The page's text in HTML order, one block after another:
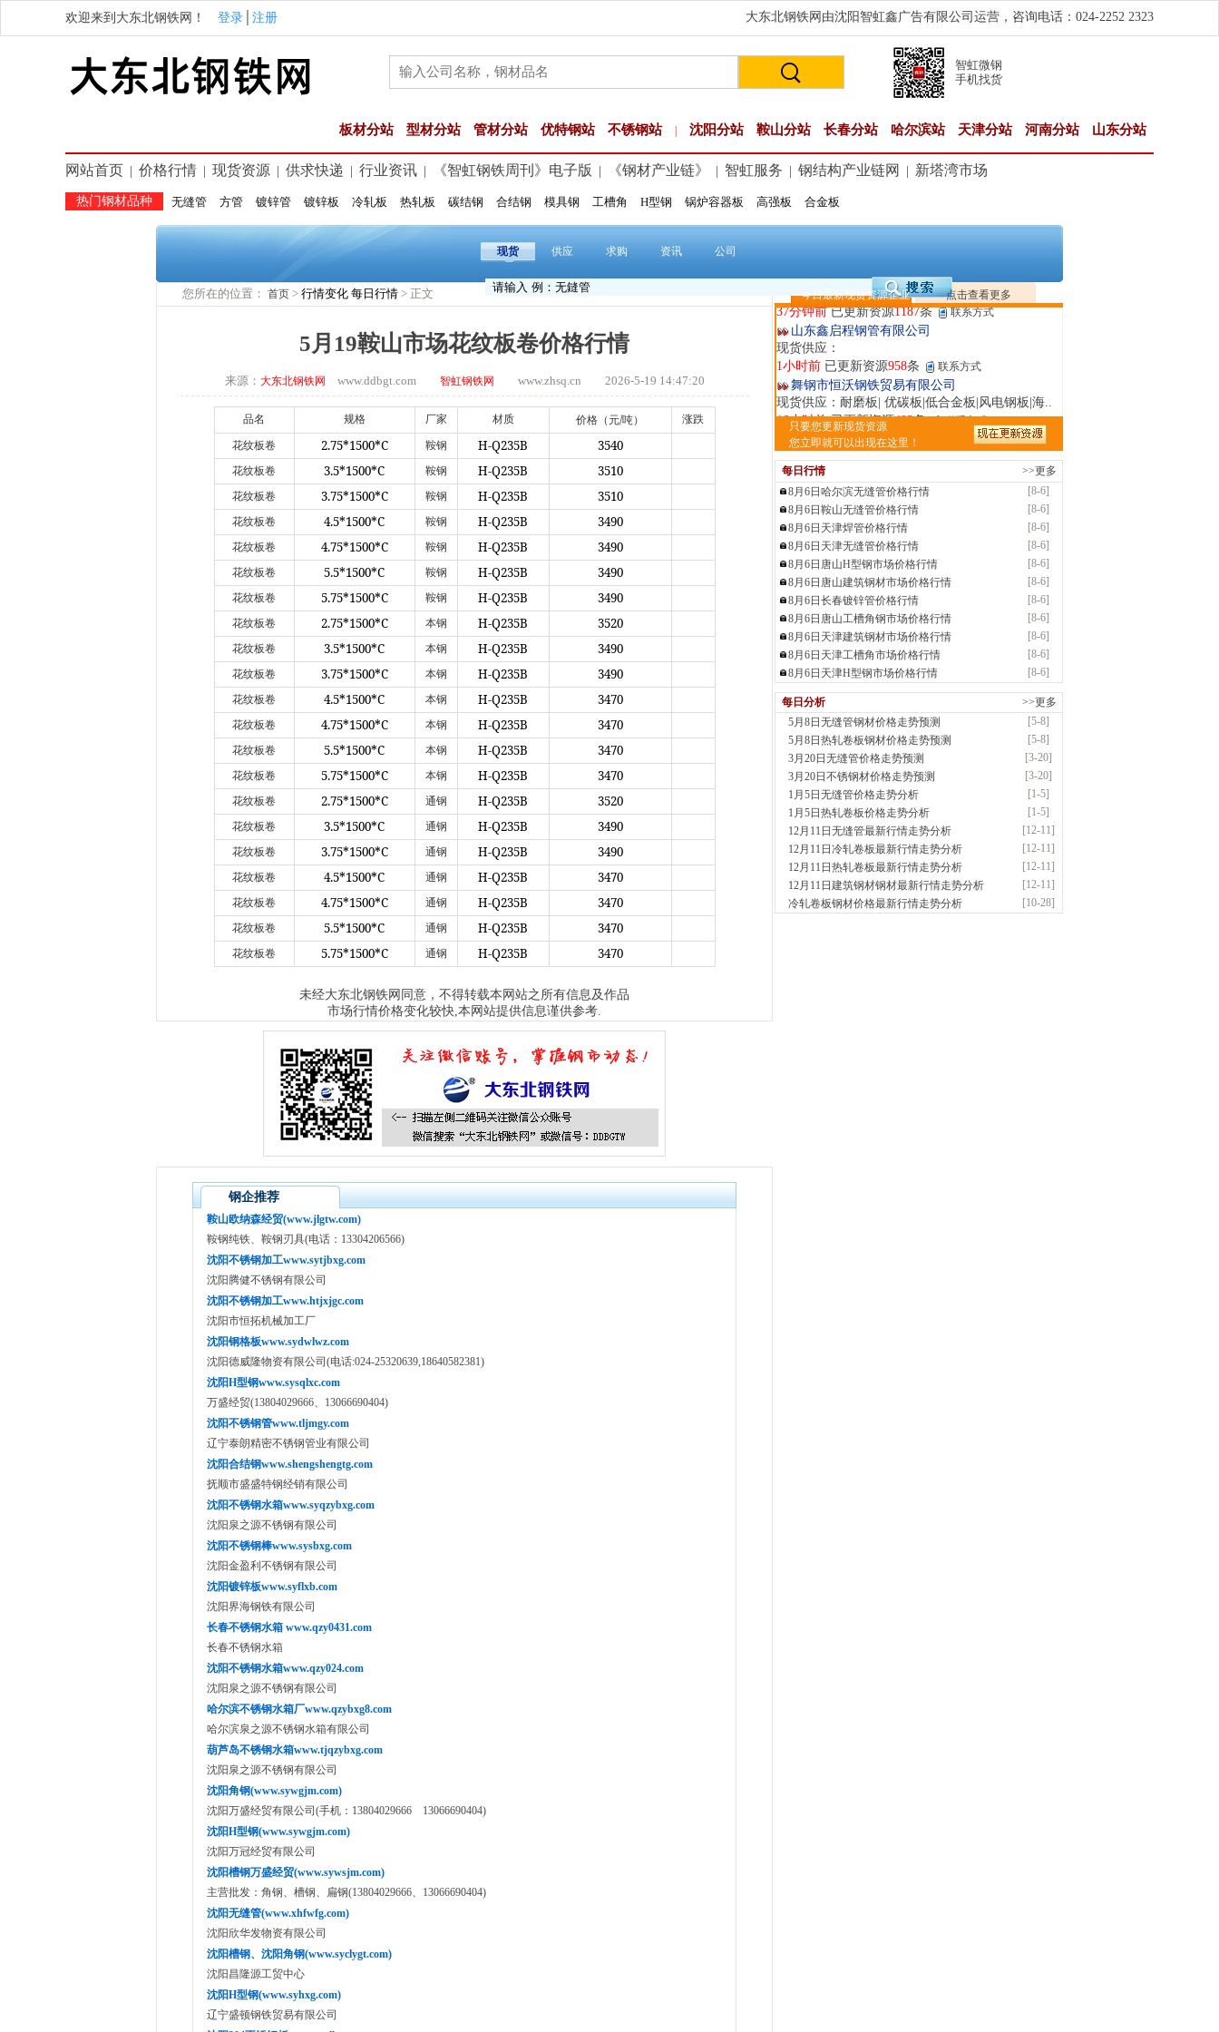
欢迎来到大东北钢铁网！ 登录 注册 大东北钢铁网由沈阳智虹鑫广告有限公司运营，咨询电话：024-2252 2323
智虹微钢
手机找货
板材分站 型材分站 管材分站 优特钢站 不锈钢站 沈阳分站 鞍山分站 长春分站 哈尔滨站 天津分站 河南分站 山东分站
网站首页 价格行情 现货资源 供求快递 行业资讯 《智虹钢铁周刊》电子版 《钢材产业链》 智虹服务 钢结构产业链网 新塔湾市场
热门钢材品种 无缝管 方管 镀锌管 镀锌板 冷轧板 热轧板 碳结钢 合结钢 模具钢 工槽角 H型钢 锅炉容器板 高强板 合金板
现货 供应 求购 资讯 公司
您所在的位置： 首页 > 行情变化 每日行情 > 正文
5月19鞍山市场花纹板卷价格行情
来源： 大东北钢铁网 www.ddbgt.com 智虹钢铁网 www.zhsq.cn 2026-5-19 14:47:20
品名 规格 厂家 材质 价格（元/吨） 涨跌
花纹板卷 2.75*1500*C 鞍钢 H-Q235B 3540
花纹板卷 3.5*1500*C 鞍钢 H-Q235B 3510
花纹板卷 3.75*1500*C 鞍钢 H-Q235B 3510
花纹板卷 4.5*1500*C 鞍钢 H-Q235B 3490
花纹板卷 4.75*1500*C 鞍钢 H-Q235B 3490
花纹板卷 5.5*1500*C 鞍钢 H-Q235B 3490
花纹板卷 5.75*1500*C 鞍钢 H-Q235B 3490
花纹板卷 2.75*1500*C 本钢 H-Q235B 3520
花纹板卷 3.5*1500*C 本钢 H-Q235B 3490
花纹板卷 3.75*1500*C 本钢 H-Q235B 3490
花纹板卷 4.5*1500*C 本钢 H-Q235B 3470
花纹板卷 4.75*1500*C 本钢 H-Q235B 3470
花纹板卷 5.5*1500*C 本钢 H-Q235B 3470
花纹板卷 5.75*1500*C 本钢 H-Q235B 3470
花纹板卷 2.75*1500*C 通钢 H-Q235B 3520
花纹板卷 3.5*1500*C 通钢 H-Q235B 3490
花纹板卷 3.75*1500*C 通钢 H-Q235B 3490
花纹板卷 4.5*1500*C 通钢 H-Q235B 3470
花纹板卷 4.75*1500*C 通钢 H-Q235B 3470
花纹板卷 5.5*1500*C 通钢 H-Q235B 3470
花纹板卷 5.75*1500*C 通钢 H-Q235B 3470
未经大东北钢铁网 同意，不得转载本网站之所有信息及作品
市场行情价格变化较快,本网站提供信息谨供参考.
今日最新现货资源企业 点击查看更多
河南敬冶重工有限公司
现货供应：锅炉容器板Q245R Q345R|国标国..
现货供应：天津钢管|国产合金管|高压锅炉管|石油
裂..
37分钟前已更新资源1187条 联系方式
山东鑫启程钢管有限公司
现货供应：
1小时前已更新资源958条 联系方式
舞钢市恒沃钢铁贸易有限公司
现货供应：耐磨板| 优碳板|低合金板|风电钢板|海..
16小时前已更新资源483条
河南省智帅实业有限公司
现货供应：特厚钢板|耐磨钢|容器板|
18小时前
玖隆晟钢管制造有限公司
现货供应：无缝管|合金管|圆钢|精密光亮管|马氏体..
19小时前已更新资源419
舞钢市盛隆物资有限公司
现货供应：中低温锅炉容器板|中厚板|耐磨板|高强
板..
22小时前已更新资源21条
天津宝仓腾飞钢管销售有限公司
现货供应：输送流体管、高压锅炉管、化肥专用
管、耐低..
23小时前已更新资源875条
现货供应：不锈方管| 热扩无缝管| 方矩管
1天前已更新资源1280条 联系方式
安阳市润兴商贸有限公司
现货供应：低合金板|高强度板|Z向板|
1天前已更新资源254条 联系方式
河南敬冶重工有限公司
现货供应：锅炉容器板Q245R Q345R|国标国..
13分钟前已更新资源302条 联系方式
天津亿宇金属材料有限公司（曼内斯曼）
现货供应：天津钢管|国产合金管|高压锅炉管|石油
裂..
37分钟前已更新资源1187条 联系方式
只要您更新现货资源
您立即就可以出现在这里！
每日行情
>>更多
8月6日哈尔滨无缝管价格行情
[8-6]
8月6日鞍山无缝管价格行情
[8-6]
8月6日天津焊管价格行情
[8-6]
8月6日天津无缝管价格行情
[8-6]
8月6日唐山H型钢市场价格行情
[8-6]
8月6日唐山建筑钢材市场价格行情
[8-6]
8月6日长春镀锌管价格行情
[8-6]
8月6日唐山工槽角钢市场价格行情
[8-6]
8月6日天津建筑钢材市场价格行情
[8-6]
8月6日天津工槽角市场价格行情
[8-6]
8月6日天津H型钢市场价格行情
[8-6]
每日分析
>>更多
5月8日无缝管钢材价格走势预测
[5-8]
5月8日热轧卷板钢材价格走势预测
[5-8]
3月20日无缝管价格走势预测
[3-20]
3月20日不锈钢材价格走势预测
[3-20]
1月5日无缝管价格走势分析
[1-5]
1月5日热轧卷板价格走势分析
[1-5]
12月11日无缝管最新行情走势分析
[12-11]
12月11日冷轧卷板最新行情走势分析
[12-11]
12月11日热轧卷板最新行情走势分析
[12-11]
12月11日建筑钢材钢材最新行情走势分析
[12-11]
冷轧卷板钢材价格最新行情走势分析
[10-28]
钢企推荐
鞍山欧纳森经贸(www.jlgtw.com)
鞍钢纯铁、鞍钢刃具(电话：13304206566)
沈阳不锈钢加工www.sytjbxg.com
沈阳腾健不锈钢有限公司
沈阳不锈钢加工www.htjxjgc.com
沈阳市恒拓机械加工厂
沈阳钢格板www.sydwlwz.com
沈阳德威隆物资有限公司(电话:024-25320639,18640582381)
沈阳H型钢www.sysqlxc.com
万盛经贸(13804029666、13066690404)
沈阳不锈钢管www.tljmgy.com
辽宁泰朗精密不锈钢管业有限公司
沈阳合结钢www.shengshengtg.com
抚顺市盛盛特钢经销有限公司
沈阳不锈钢水箱www.syqzybxg.com
沈阳泉之源不锈钢有限公司
沈阳不锈钢棒www.sysbxg.com
沈阳金盈利不锈钢有限公司
沈阳镀锌板www.syflxb.com
沈阳界海钢铁有限公司
长春不锈钢水箱 www.qzy0431.com
长春不锈钢水箱
沈阳不锈钢水箱www.qzy024.com
沈阳泉之源不锈钢有限公司
哈尔滨不锈钢水箱厂www.qzybxg8.com
哈尔滨泉之源不锈钢水箱有限公司
葫芦岛不锈钢水箱www.tjqzybxg.com
沈阳泉之源不锈钢有限公司
沈阳角钢(www.sywgjm.com)
沈阳万盛经贸有限公司(手机：13804029666 13066690404)
沈阳H型钢(www.sywgjm.com)
沈阳万冠经贸有限公司
沈阳槽钢万盛经贸(www.sywsjm.com)
主营批发：角钢、槽钢、扁钢(13804029666、13066690404)
沈阳无缝管(www.xhfwfg.com)
沈阳欣华发物资有限公司
沈阳槽钢、沈阳角钢(www.syclygt.com)
沈阳昌隆源工贸中心
沈阳H型钢(www.syhxg.com)
辽宁盛顿钢铁贸易有限公司